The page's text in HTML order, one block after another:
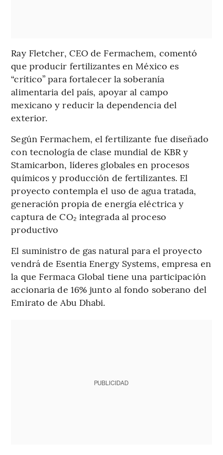
Ray Fletcher, CEO de Fermachem, comentó
que producir fertilizantes en México es
“crítico” para fortalecer la soberanía
alimentaria del país, apoyar al campo
mexicano y reducir la dependencia del
exterior.
Según Fermachem, el fertilizante fue diseñado
con tecnología de clase mundial de KBR y
Stamicarbon, líderes globales en procesos
químicos y producción de fertilizantes. El
proyecto contempla el uso de agua tratada,
generación propia de energía eléctrica y
captura de CO₂ integrada al proceso
productivo
El suministro de gas natural para el proyecto
vendrá de Esentia Energy Systems, empresa en
la que Fermaca Global tiene una participación
accionaria de 16% junto al fondo soberano del
Emirato de Abu Dhabi.
PUBLICIDAD